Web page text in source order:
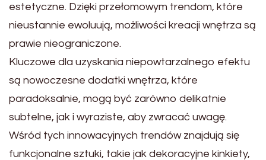
estetyczne. Dzięki przełomowym trendom, które
nieustannie ewoluują, możliwości kreacji wnętrza są
prawie nieograniczone.
Kluczowe dla uzyskania niepowtarzalnego efektu
są nowoczesne dodatki wnętrza, które
paradoksalnie, mogą być zarówno delikatnie
subtelne, jak i wyraziste, aby zwracać uwagę.
Wśród tych innowacyjnych trendów znajdują się
funkcjonalne sztuki, takie jak dekoracyjne kinkiety,